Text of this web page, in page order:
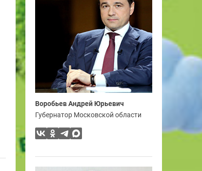
Воробьев Андрей Юрьевич
Губернатор Московской области